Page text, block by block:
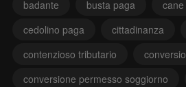
badante
busta paga
cedolino paga
cittadinanza
contenzioso tributario
conversione permesso soggiorno